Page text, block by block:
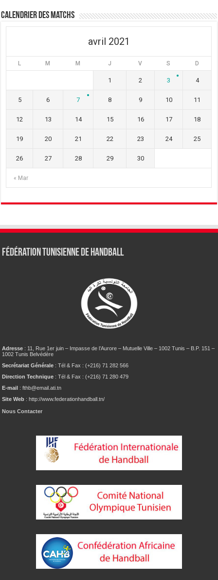
Calendrier des matchs
avril 2021
L M M J V S D
« Mar
1 2 3 4
5 6 7 8 9 10 11
12 13 14 15 16 17 18
19 20 21 22 23 24 25
26 27 28 29 30
Fédération tunisienne de Handball
Adresse : 11, Rue 1er juin – Impasse de l’Aurore – Mutuelle Ville – 1002 Tunis – B.P. 151 –
1002 Tunis Belvédère
Secrétariat Générale : Tél & Fax : (+216) 71 282 566
Direction Technique : Tél & Fax : (+216) 71 280 479
E-mail : fthb@email.ati.tn
Site Web : http://www.federationhandball.tn/
Nous Contacter